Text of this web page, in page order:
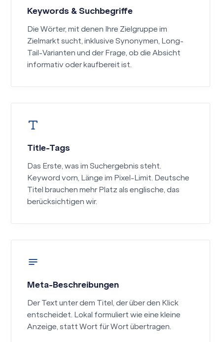
Keywords & Suchbegriffe
Die Wörter, mit denen Ihre Zielgruppe im
Zielmarkt sucht, inklusive Synonymen, Long-
Tail-Varianten und der Frage, ob die Absicht
informativ oder kaufbereit ist.
Title-Tags
Das Erste, was im Suchergebnis steht.
Keyword vorn, Länge im Pixel-Limit. Deutsche
Titel brauchen mehr Platz als englische, das
berücksichtigen wir.
Meta-Beschreibungen
Der Text unter dem Titel, der über den Klick
entscheidet. Lokal formuliert wie eine kleine
Anzeige, statt Wort für Wort übertragen.